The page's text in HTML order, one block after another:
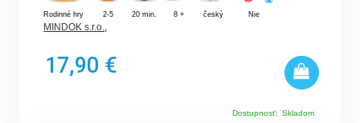
Rodinné hry 2-5 20 min. 8 + český Nie
MINDOK s.r.o.,
17,90 €
Dostupnosť: Skladom